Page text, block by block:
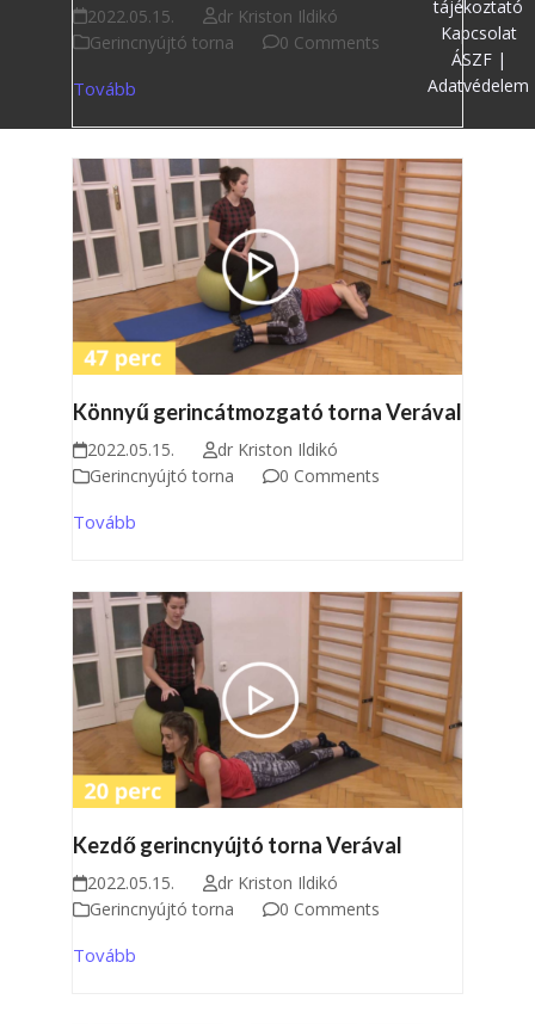
2022.05.15.
dr Kriston Ildikó
Gerincnyújtó torna
0 Comments
Tovább
Könnyű gerincátmozgató torna Verával
2022.05.15.
dr Kriston Ildikó
Gerincnyújtó torna
0 Comments
Tovább
Kezdő gerincnyújtó torna Verával
2022.05.15.
dr Kriston Ildikó
Gerincnyújtó torna
0 Comments
Tovább
tájékoztató
Kapcsolat
ÁSZF |
Adatvédelem